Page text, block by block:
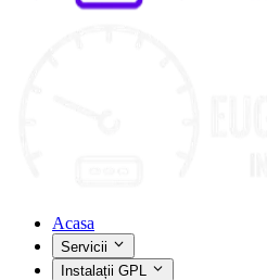
Acasa
Servicii
Instalații GPL